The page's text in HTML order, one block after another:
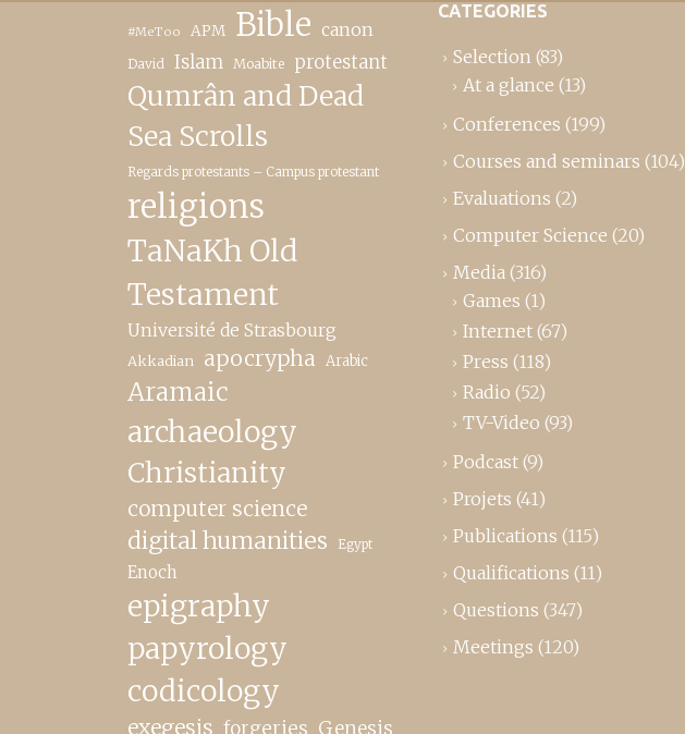
#MeToo APM Bible canon
David Islam Moabite protestant
Qumrân and Dead
Sea Scrolls
Regards protestants – Campus protestant
religions
TaNaKh Old
Testament
Université de Strasbourg
Akkadian apocrypha Arabic
Aramaic
archaeology
Christianity
computer science
digital humanities Egypt
Enoch
epigraphy
papyrology
codicology
exegesis forgeries Genesis
CATEGORIES
Selection (83)
At a glance (13)
Conferences (199)
Courses and seminars (104)
Evaluations (2)
Computer Science (20)
Media (316)
Games (1)
Internet (67)
Press (118)
Radio (52)
TV-Video (93)
Podcast (9)
Projets (41)
Publications (115)
Qualifications (11)
Questions (347)
Meetings (120)